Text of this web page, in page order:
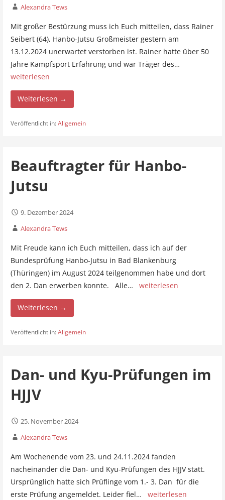
Alexandra Tews
Mit großer Bestürzung muss ich Euch mitteilen, dass Rainer
Seibert (64), Hanbo-Jutsu Großmeister gestern am
13.12.2024 unerwartet verstorben ist. Rainer hatte über 50
Jahre Kampfsport Erfahrung und war Träger des…
weiterlesen
Weiterlesen →
Veröffentlicht in:Allgemein
Beauftragter für Hanbo-
Jutsu
9. Dezember 2024
Alexandra Tews
Mit Freude kann ich Euch mitteilen, dass ich auf der
Bundesprüfung Hanbo-Jutsu in Bad Blankenburg
(Thüringen) im August 2024 teilgenommen habe und dort
den 2. Dan erwerben konnte. Alle… weiterlesen
Weiterlesen →
Veröffentlicht in:Allgemein
Dan- und Kyu-Prüfungen im
HJJV
25. November 2024
Alexandra Tews
Am Wochenende vom 23. und 24.11.2024 fanden
nacheinander die Dan- und Kyu-Prüfungen des HJJV statt.
Ursprünglich hatte sich Prüflinge vom 1.- 3. Dan für die
erste Prüfung angemeldet. Leider fiel… weiterlesen